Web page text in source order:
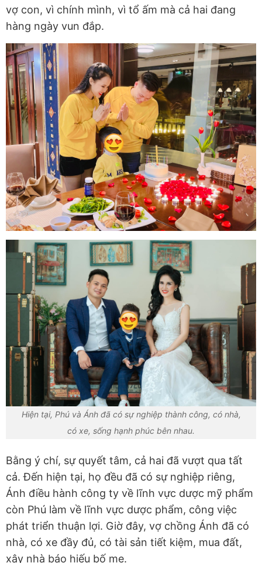
vợ con, vì chính mình, vì tổ ấm mà cả hai đang
hàng ngày vun đắp.
Hiện tại, Phú và Ánh đã có sự nghiệp thành công, có nhà,
có xe, sống hạnh phúc bên nhau.
Bằng ý chí, sự quyết tâm, cả hai đã vượt qua tất
cả. Đến hiện tại, họ đều đã có sự nghiệp riêng,
Ánh điều hành công ty về lĩnh vực dược mỹ phẩm
còn Phú làm về lĩnh vực dược phẩm, công việc
phát triển thuận lợi. Giờ đây, vợ chồng Ánh đã có
nhà, có xe đầy đủ, có tài sản tiết kiệm, mua đất,
xây nhà báo hiếu bố mẹ.